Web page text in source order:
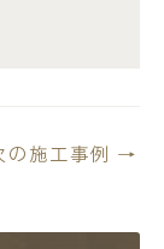
の施工事例 →